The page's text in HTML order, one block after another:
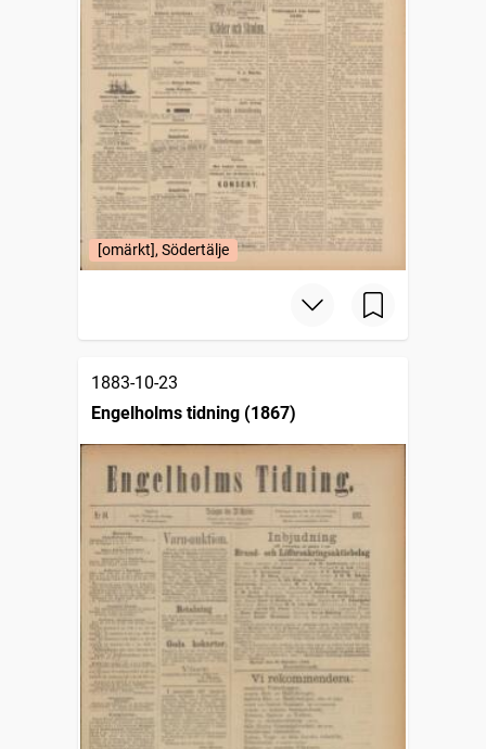
[omärkt], Södertälje
1883-10-23
Engelholms tidning (1867)